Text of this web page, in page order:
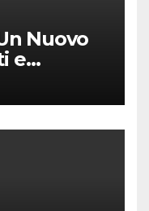
Nuovo
e